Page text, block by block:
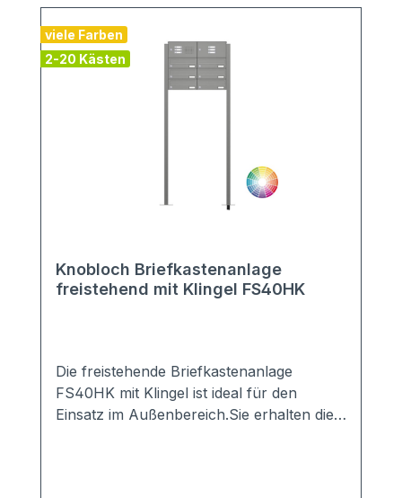
viele Farben
2-20 Kästen
Knobloch Briefkastenanlage
freistehend mit Klingel FS40HK
Die freistehende Briefkastenanlage
FS40HK mit Klingel ist ideal für den
Einsatz im Außenbereich.Sie erhalten die